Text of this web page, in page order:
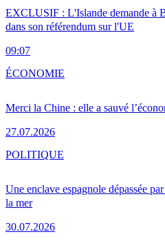
EXCLUSIF : L'Islande demande à
dans son référendum sur l'UE
09:07
Merci la Chine : elle a sauvé
27.07.2026
ÉCONOMIE
Une enclave espagnole dépassée
la mer
30.07.2026
POLITIQUE